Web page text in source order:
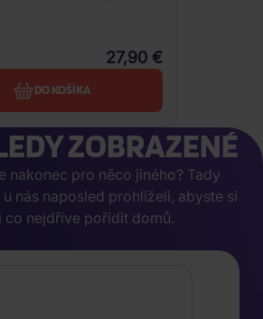
27,90 €
DO KOŠÍKA
ZOBRAZENÉ
nakonec pro něco jiného? Tady
nás naposled prohlíželi, abyste si
co nejdříve pořídit domů.